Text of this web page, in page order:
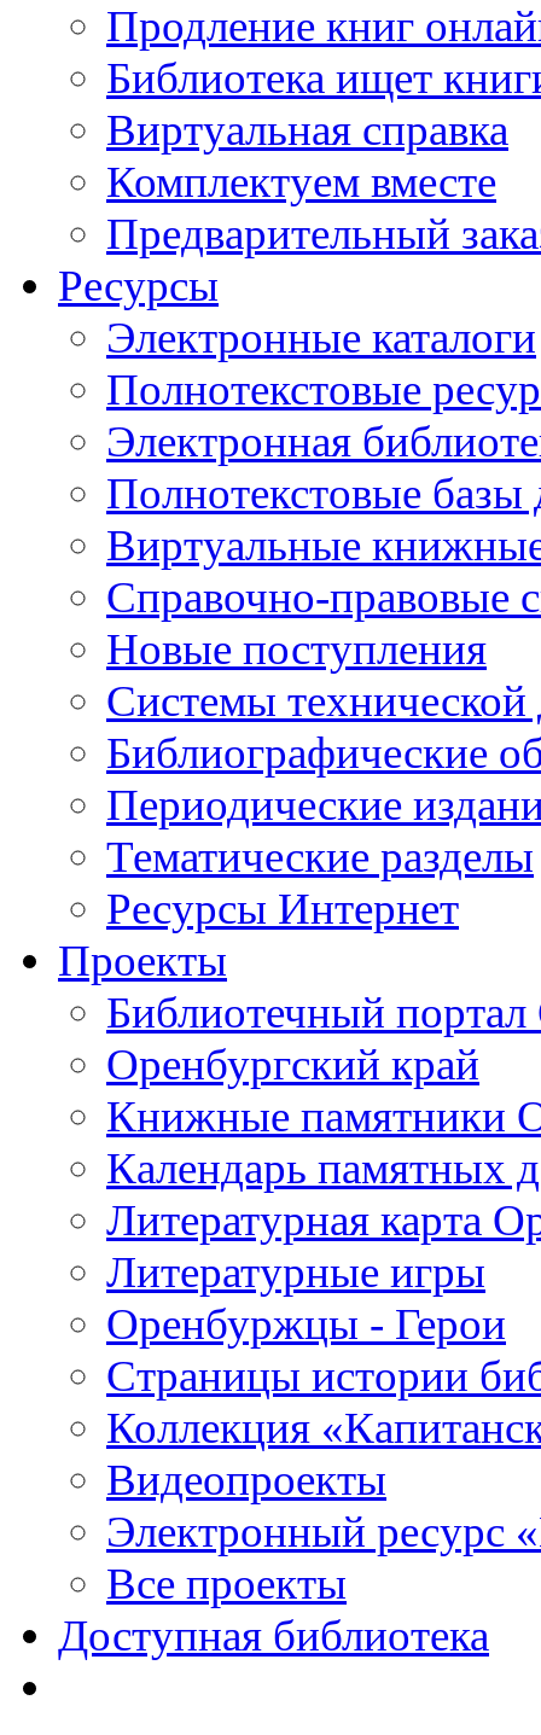
Продление книг
Библиотека ищет
Виртуальная справка
Комплектуем вместе
Предварительный
Ресурсы
Электронные каталоги
Полнотекстовые
Электронная
Полнотекстовые
Виртуальные
Справочно-правовые
Новые поступления
Cистемы
Библиографические
Периодические
Тематические разделы
Ресурсы Интернет
Проекты
Библиотечный портал
Оренбургский край
Книжные памятники
Календарь памятных
Литературная карта
Литературные игры
Оренбуржцы - Герои
Страницы истории
Коллекция
Видеопроекты
Электронный ресурс
Все проекты
Доступная библиотека